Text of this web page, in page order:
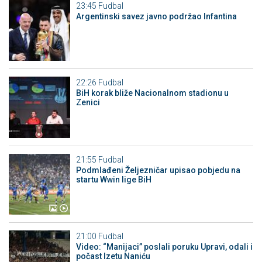
23:45 Fudbal
Argentinski savez javno podržao Infantina
22:26 Fudbal
BiH korak bliže Nacionalnom stadionu u
Zenici
21:55 Fudbal
Podmlađeni Željezničar upisao pobjedu na
startu Wwin lige BiH
21:00 Fudbal
Video: “Manijaci” poslali poruku Upravi, odali i
počast Izetu Naniću